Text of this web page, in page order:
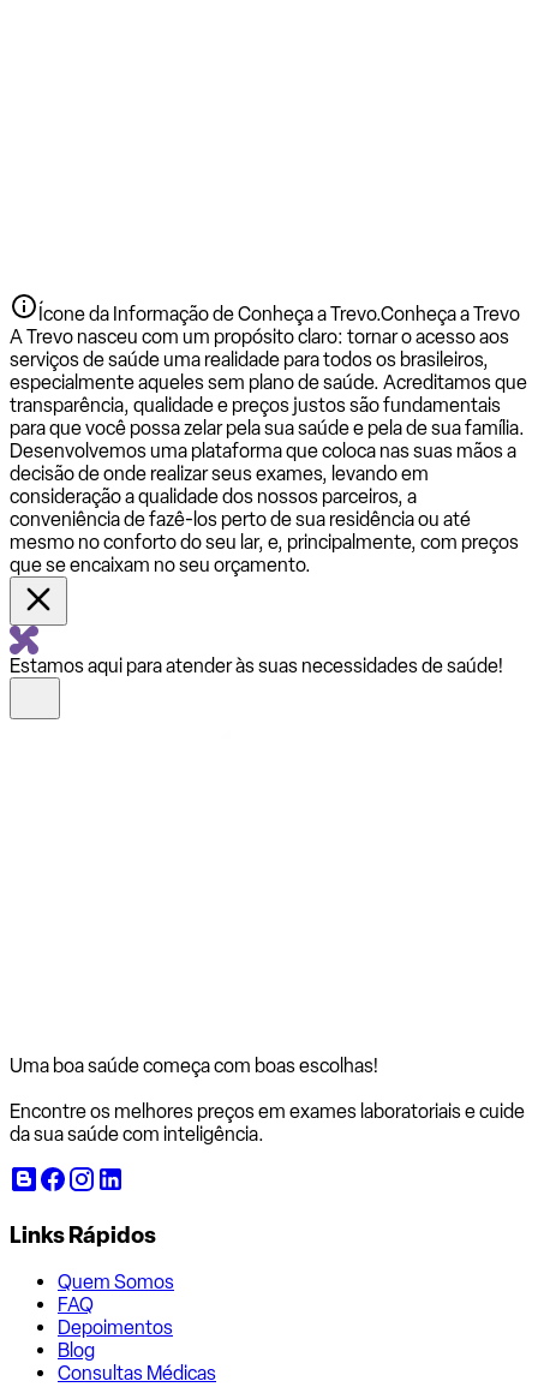
Ícone da Informação de Conheça a Trevo.Conheça a Trevo
A Trevo nasceu com um propósito claro: tornar o acesso aos
serviços de saúde uma realidade para todos os brasileiros,
especialmente aqueles sem plano de saúde. Acreditamos que
transparência, qualidade e preços justos são fundamentais
para que você possa zelar pela sua saúde e pela de sua família.
Desenvolvemos uma plataforma que coloca nas suas mãos a
decisão de onde realizar seus exames, levando em
consideração a qualidade dos nossos parceiros, a
conveniência de fazê-los perto de sua residência ou até
mesmo no conforto do seu lar, e, principalmente, com preços
que se encaixam no seu orçamento.
Estamos aqui para atender às suas necessidades de saúde!
Uma boa saúde começa com boas escolhas!
Encontre os melhores preços em exames laboratoriais e cuide
da sua saúde com inteligência.
Links Rápidos
Quem Somos
FAQ
Depoimentos
Blog
Consultas Médicas